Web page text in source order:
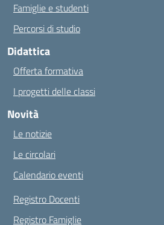
Famiglie e studenti
Percorsi di studio
Didattica
Offerta formativa
I progetti delle classi
Novità
Le notizie
Le circolari
Calendario eventi
Registro Docenti
Registro Famiglie